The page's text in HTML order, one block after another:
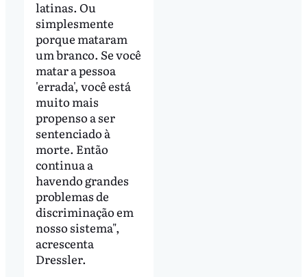
latinas. Ou
simplesmente
porque mataram
um branco. Se você
matar a pessoa
'errada', você está
muito mais
propenso a ser
sentenciado à
morte. Então
continua a
havendo grandes
problemas de
discriminação em
nosso sistema",
acrescenta
Dressler.